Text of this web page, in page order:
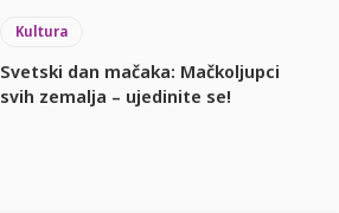
Kultura
Svetski dan mačaka: Mačkoljupci
svih zemalja – ujedinite se!